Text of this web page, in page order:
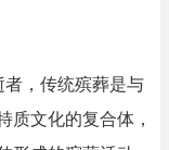
，传统殡葬是与
质文化的复合体，